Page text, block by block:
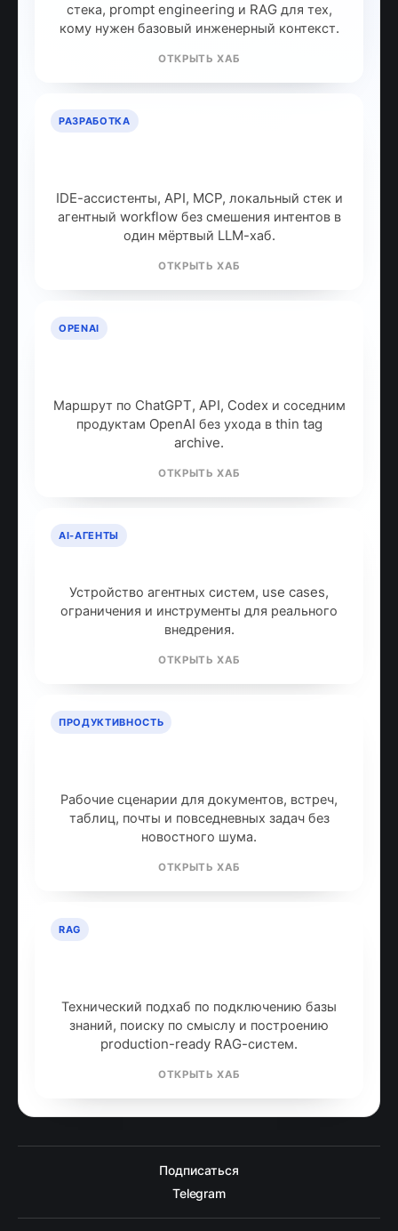
стека, prompt engineering и RAG для тех,
кому нужен базовый инженерный контекст.
ОТКРЫТЬ ХАБ
РАЗРАБОТКА
IDE-ассистенты, API, MCP, локальный стек и
агентный workflow без смешения интентов в
один мёртвый LLM-хаб.
ОТКРЫТЬ ХАБ
OPENAI
Маршрут по ChatGPT, API, Codex и соседним
продуктам OpenAI без ухода в thin tag
archive.
ОТКРЫТЬ ХАБ
AI-АГЕНТЫ
Устройство агентных систем, use cases,
ограничения и инструменты для реального
внедрения.
ОТКРЫТЬ ХАБ
ПРОДУКТИВНОСТЬ
Рабочие сценарии для документов, встреч,
таблиц, почты и повседневных задач без
новостного шума.
ОТКРЫТЬ ХАБ
RAG
Технический подхаб по подключению базы
знаний, поиску по смыслу и построению
production-ready RAG-систем.
ОТКРЫТЬ ХАБ
Подписаться
Telegram